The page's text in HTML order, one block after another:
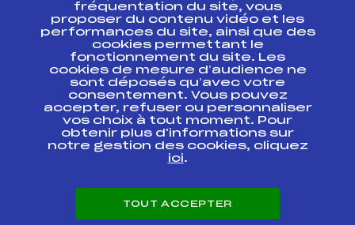
Ressources
Pass’Neige
Projet sportif fédéral
Projet de performance fédéral
Antidopage
Pôle Développement, Formation, Suivi
Scientifique
Listes ministérielles
Pôle vie de l’athlète
Carrières
fréquentation du site, vous
proposer du contenu vidéo et les
performances du site, ainsi que des
cookies permettant le
fonctionnement du site. Les
cookies de mesure d’audience ne
sont déposés qu’avec votre
consentement. Vous pouvez
accepter, refuser ou personnaliser
vos choix à tout moment. Pour
obtenir plus d'informations sur
notre gestion des cookies, cliquez
ici.
TOUT ACCEPTER